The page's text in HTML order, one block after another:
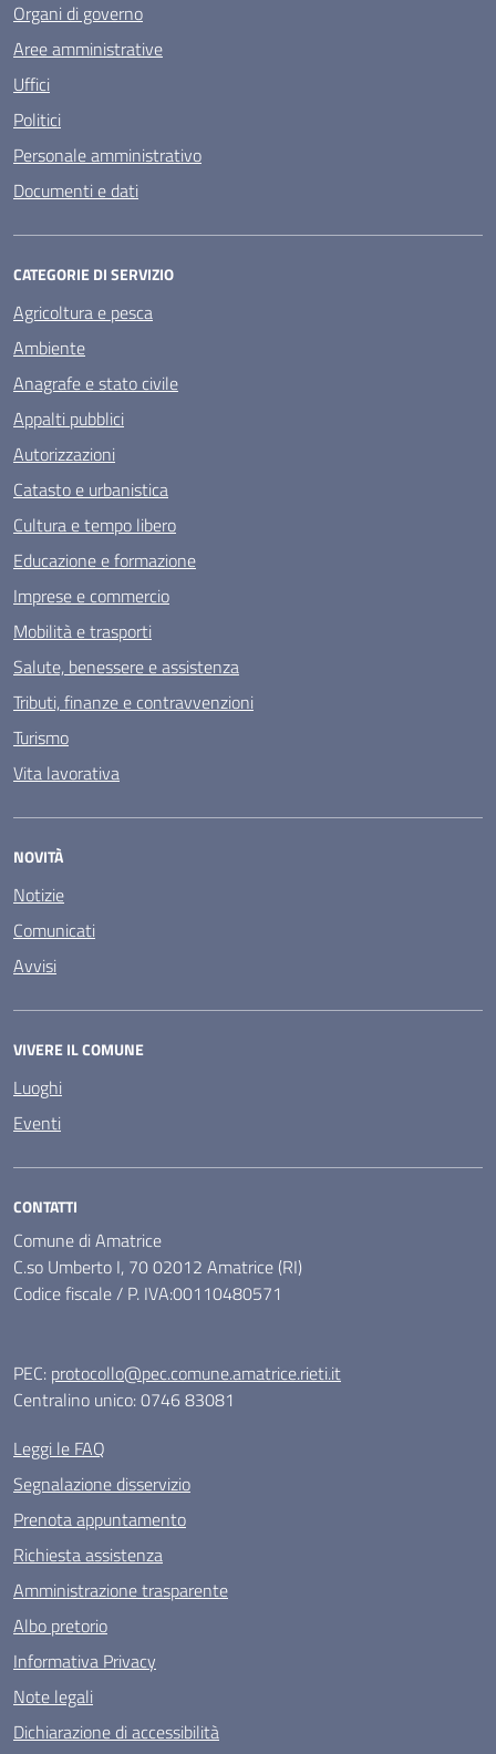
Organi di governo
Aree amministrative
Uffici
Politici
Personale amministrativo
Documenti e dati
CATEGORIE DI SERVIZIO
Agricoltura e pesca
Ambiente
Anagrafe e stato civile
Appalti pubblici
Autorizzazioni
Catasto e urbanistica
Cultura e tempo libero
Educazione e formazione
Imprese e commercio
Mobilità e trasporti
Salute, benessere e assistenza
Tributi, finanze e contravvenzioni
Turismo
Vita lavorativa
NOVITÀ
Notizie
Comunicati
Avvisi
VIVERE IL COMUNE
Luoghi
Eventi
CONTATTI
Comune di Amatrice
C.so Umberto I, 70 02012 Amatrice (RI)
Codice fiscale / P. IVA:00110480571
PEC: protocollo@pec.comune.amatrice.rieti.it
Centralino unico: 0746 83081
Leggi le FAQ
Segnalazione disservizio
Prenota appuntamento
Richiesta assistenza
Amministrazione trasparente
Albo pretorio
Informativa Privacy
Note legali
Dichiarazione di accessibilità